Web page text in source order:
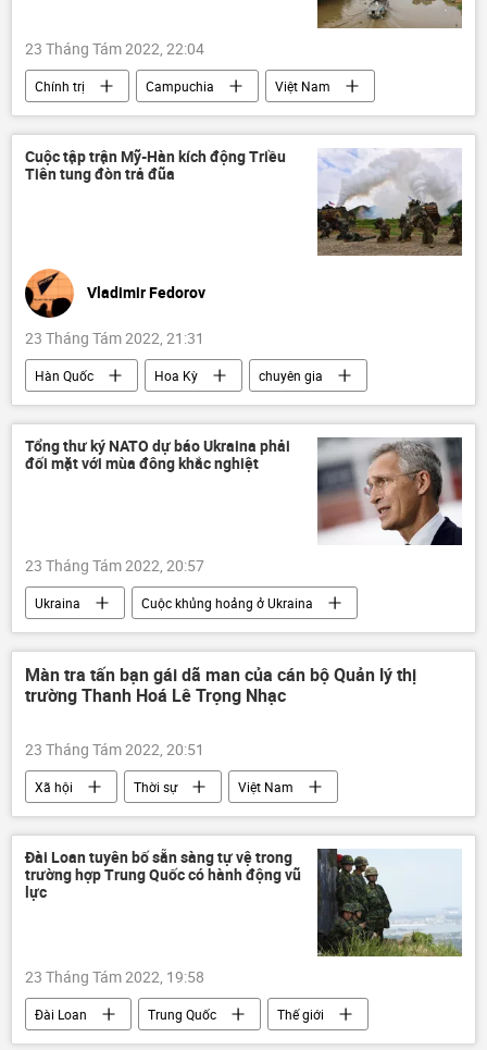
23 Tháng Tám 2022, 22:04
Chính trị Campuchia
Việt Nam
buôn người
Xã hội
Cuộc tập trận Mỹ-Hàn kích động Triều
Tiên tung đòn trả đũa
Vladimir Fedorov
23 Tháng Tám 2022, 21:31
Hàn Quốc Hoa Kỳ
chuyên gia
Quan điểm-Ý kiến
Tác giả
cuộc tập trận
Chính trị
Tổng thư ký NATO dự báo Ukraina phải
đối mặt với mùa đông khắc nghiệt
23 Tháng Tám 2022, 20:57
Ukraina
Cuộc khủng hoảng ở Ukraina
Chiến dịch quân sự đặc biệt tại Ukraina
NATO
phương Tây
Thế giới
Nga
Màn tra tấn bạn gái dã man của cán bộ Quản lý thị
trường Thanh Hoá Lê Trọng Nhạc
23 Tháng Tám 2022, 20:51
Xã hội Thời sự Việt Nam
Đài Loan tuyên bố sẵn sàng tự vệ trong
trường hợp Trung Quốc có hành động vũ
lực
23 Tháng Tám 2022, 19:58
Đài Loan Trung Quốc
Thế giới